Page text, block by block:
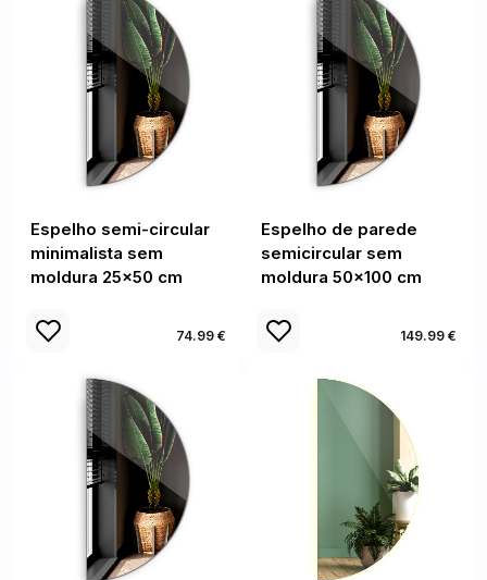
Espelho semi-circular
minimalista sem
moldura 25x50 cm
74.99 €
Espelho de parede
semicircular sem
moldura 50x100 cm
149.99 €